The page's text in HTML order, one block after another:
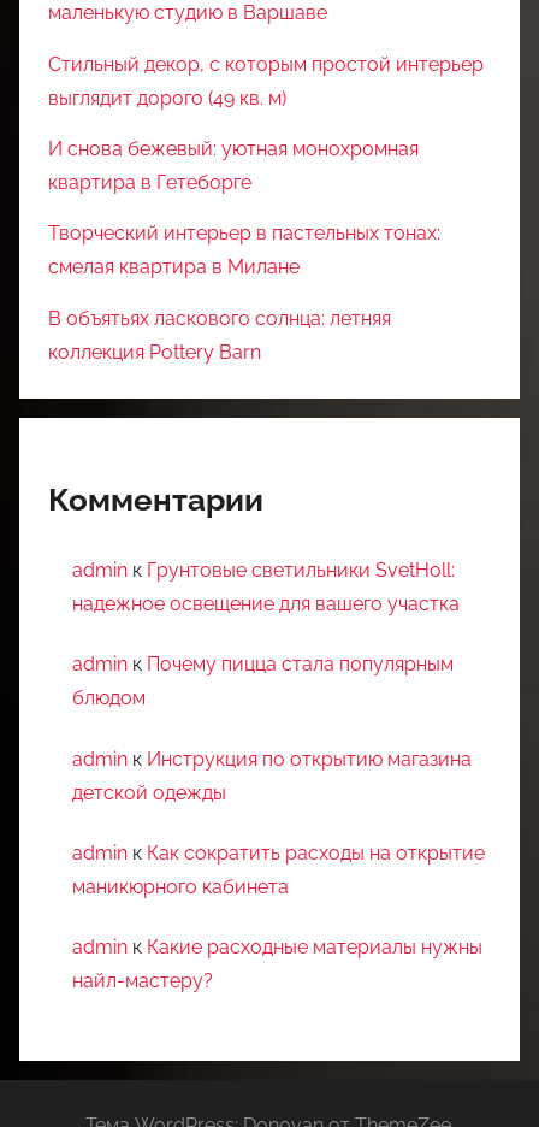
маленькую студию в Варшаве
Стильный декор, с которым простой интерьер
выглядит дорого (49 кв. м)
И снова бежевый: уютная монохромная
квартира в Гетеборге
Творческий интерьер в пастельных тонах:
смелая квартира в Милане
В объятьях ласкового солнца: летняя
коллекция Pottery Barn
Комментарии
admin к Грунтовые светильники SvetHoll:
надежное освещение для вашего участка
admin к Почему пицца стала популярным
блюдом
admin к Инструкция по открытию магазина
детской одежды
admin к Как сократить расходы на открытие
маникюрного кабинета
admin к Какие расходные материалы нужны
найл-мастеру?